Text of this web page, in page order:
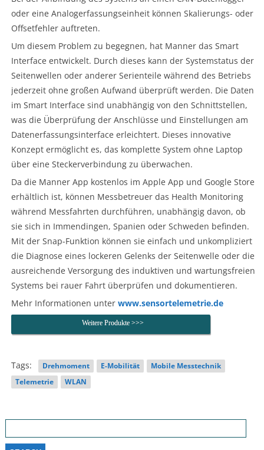
oder eine Analogerfassungseinheit können Skalierungs- oder
Offsetfehler auftreten.
Um diesem Problem zu begegnen, hat Manner das Smart
Interface entwickelt. Durch dieses kann der Systemstatus der
Seitenwellen oder anderer Serienteile während des Betriebs
jederzeit ohne großen Aufwand überprüft werden. Die Daten
im Smart Interface sind unabhängig von den Schnittstellen,
was die Überprüfung der Anschlüsse und Einstellungen am
Datenerfassungsinterface erleichtert. Dieses innovative
Konzept ermöglicht es, das komplette System ohne Laptop
über eine Steckerverbindung zu überwachen.
Da die Manner App kostenlos im Apple App und Google Store
erhältlich ist, können Messbetreuer das Health Monitoring
während Messfahrten durchführen, unabhängig davon, ob
sie sich in Immendingen, Spanien oder Schweden befinden.
Mit der Snap-Funktion können sie einfach und unkompliziert
die Diagnose eines lockeren Gelenks der Seitenwelle oder die
ausreichende Versorgung des induktiven und wartungsfreien
Systems bei rauer Fahrt überprüfen und dokumentieren.
Mehr Informationen unter www.sensortelemetrie.de
Weitere Produkte >>>
Tags: Drehmoment E-Mobilität
Mobile Messtechnik
Telemetrie
WLAN
Search